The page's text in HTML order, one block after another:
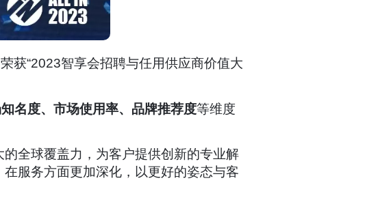
获“2023智享会招聘与任用供应商价值大
名度、市场使用率、品牌推荐度等维度
全球覆盖力，为客户提供创新的专业解
服务方面更加深化，以更好的姿态与客